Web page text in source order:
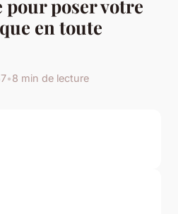
poser votre
en toute
•8 min de lecture